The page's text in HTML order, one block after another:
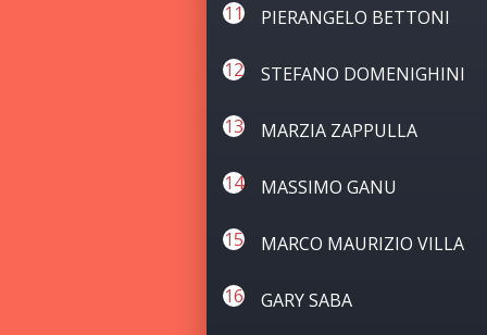
PIERANGELO BETTONI
STEFANO DOMENIGHINI
MARZIA ZAPPULLA
MASSIMO GANU
MARCO MAURIZIO VILLA
GARY SABA